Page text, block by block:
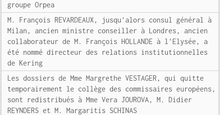
groupe Orpea
M. François REVARDEAUX, jusqu'alors consul général à
Milan, ancien ministre conseiller à Londres, ancien
collaborateur de M. François HOLLANDE à l'Elysée, a
été nommé directeur des relations institutionnelles
de Kering
Les dossiers de Mme Margrethe VESTAGER, qui quitte
temporairement le collège des commissaires européens,
sont redistribués à Mme Vera JOUROVA, M. Didier
REYNDERS et M. Margaritis SCHINAS